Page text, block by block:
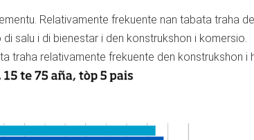
Relativamente frekuente nan tabata traha
salu i di bienestar i den konstrukshon i komersio.
traha relativamente frekuente den konstrukshon i